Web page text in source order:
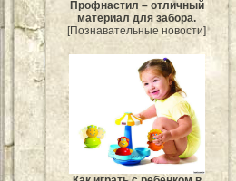
Профнастил – отличный
материал для забора.
[Познавательные новости]